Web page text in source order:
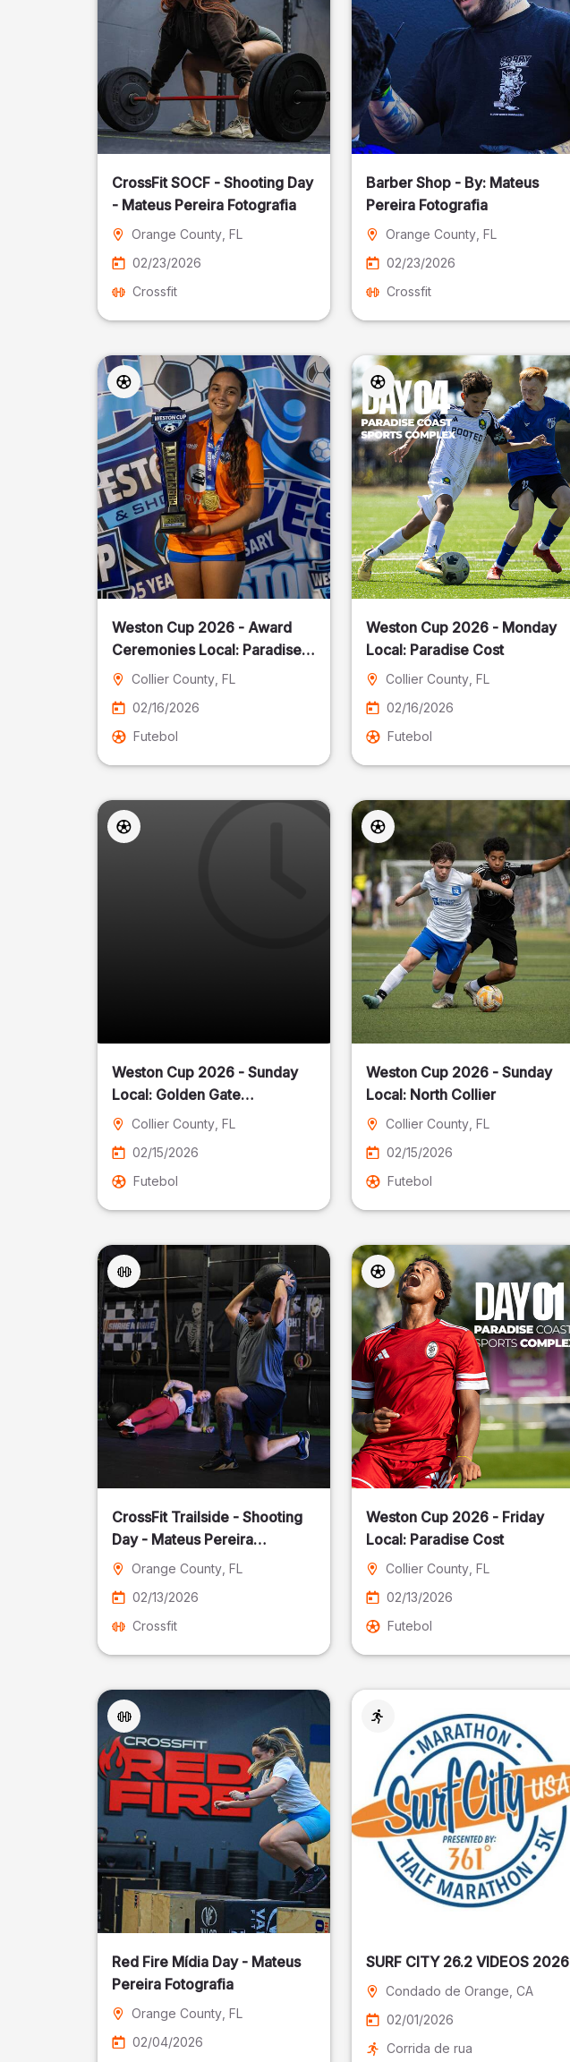
CrossFit SOCF - Shooting Day
- Mateus Pereira Fotografia
Orange County , FL
02/23/2026
Crossfit
Barber Shop - By: Mateus
Pereira Fotografia
Orange County, FL
02/23/2026
Crossfit
Weston Cup 2026 - Award
Ceremonies Local: Paradise
CostCollier County , FL
02/16/2026
Futebol
Weston Cup 2026 - Monday
Local: Paradise Cost
Collier County, FL
02/16/2026
Futebol
Weston Cup 2026 - Sunday
Local: Golden Gate
Community Park
Collier County , FL
02/15/2026
Futebol
Weston Cup 2026 - Sunday
Local: North Collier
Collier County, FL
02/15/2026
Futebol
CrossFit Trailside - Shooting
Day - Mateus Pereira
Fotografia
Orange County , FL
02/13/2026
Crossfit
Weston Cup 2026 - Friday
Local: Paradise Cost
Collier County, FL
02/13/2026
Futebol
Red Fire Mídia Day - Mateus
Pereira Fotografia
Orange County , FL
02/04/2026
SURF CITY 26.2 VIDEOS 2026
Condado de Orange , CA
02/01/2026
Corrida de rua